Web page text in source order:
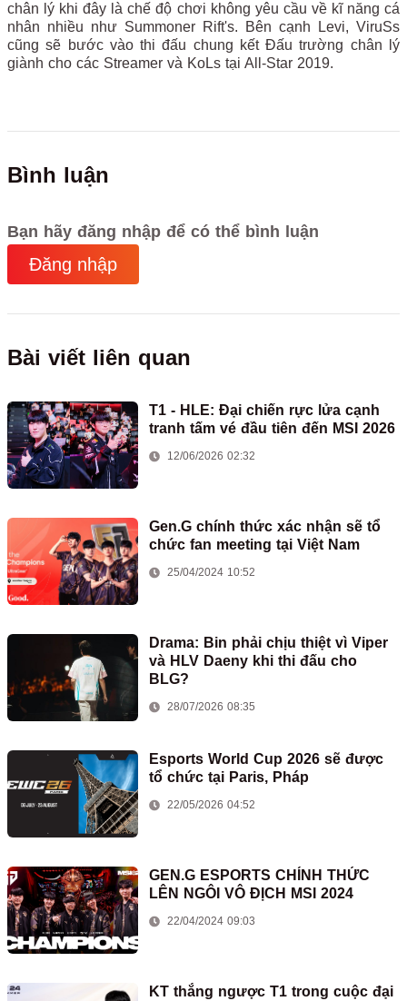
chân lý khi đây là chế độ chơi không yêu cầu về kĩ năng cá
nhân nhiều như Summoner Rift's. Bên cạnh Levi, ViruSs
cũng sẽ bước vào thi đấu chung kết Đấu trường chân lý
giành cho các Streamer và KoLs tại All-Star 2019.
Bình luận
Bạn hãy đăng nhập để có thể bình luận
Đăng nhập
Bài viết liên quan
T1 - HLE: Đại chiến rực lửa cạnh
tranh tấm vé đầu tiên đến MSI 2026
12/06/2026 02:32
Gen.G chính thức xác nhận sẽ tổ
chức fan meeting tại Việt Nam
25/04/2024 10:52
Drama: Bin phải chịu thiệt vì Viper
và HLV Daeny khi thi đấu cho
BLG?
28/07/2026 08:35
Esports World Cup 2026 sẽ được
tổ chức tại Paris, Pháp
22/05/2026 04:52
GEN.G ESPORTS CHÍNH THỨC
LÊN NGÔI VÔ ĐỊCH MSI 2024
22/04/2024 09:03
KT thắng ngược T1 trong cuộc đại